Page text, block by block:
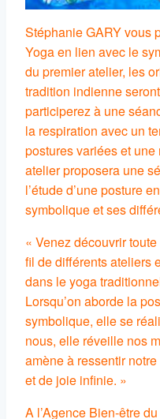
Stéphanie GARY vous
Yoga en lien avec le
du premier atelier, les
tradition indienne
participerez à une
la respiration avec un
postures variées et
atelier proposera une
l’étude d’une posture
symbolique et ses
« Venez découvrir
fil de différents ateliers
dans le yoga
Lorsqu’on aborde la
symbolique, elle se
nous, elle réveille nos
amène à ressentir
et de joie infinie. »
A l’Agence Bien-être